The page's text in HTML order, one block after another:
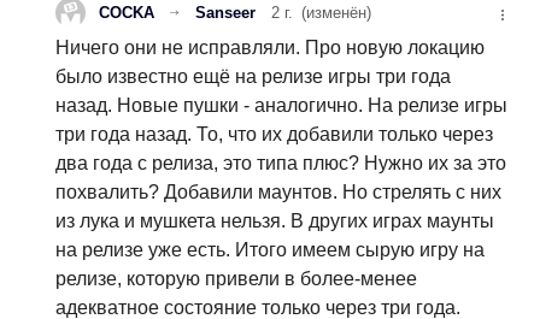
COCKA Sanseer 2 г. (изменён)
Ничего они не исправляли. Про новую локацию
было известно ещё на релизе игры три года
назад. Новые пушки - аналогично. На релизе игры
три года назад. То, что их добавили только через
два года с релиза, это типа плюс? Нужно их за это
похвалить? Добавили маунтов. Но стрелять с них
из лука и мушкета нельзя. В других играх маунты
на релизе уже есть. Итого имеем сырую игру на
релизе, которую привели в более-менее
адекватное состояние только через три года.